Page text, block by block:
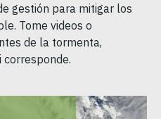
gestión para mitigar los
Tome videos o
de la tormenta,